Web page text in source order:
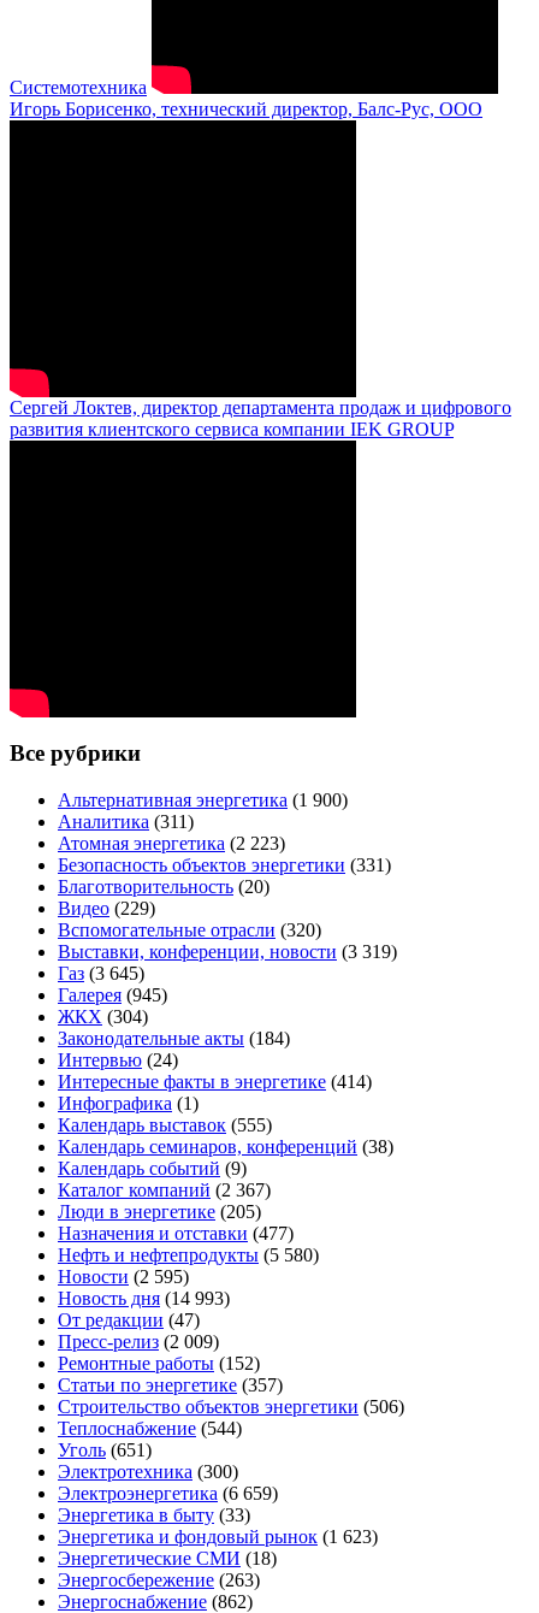
Системотехника
Игорь Борисенко, технический директор, Балс-Рус, ООО
Сергей Локтев, директор департамента продаж и цифрового
развития клиентского сервиса компании IEK GROUP
Все рубрики
Альтернативная энергетика (1 900)
Аналитика (311)
Атомная энергетика (2 223)
Безопасность объектов энергетики (331)
Благотворительность (20)
Видео (229)
Вспомогательные отрасли (320)
Выставки, конференции, новости (3 319)
Газ (3 645)
Галерея (945)
ЖКХ (304)
Законодательные акты (184)
Интервью (24)
Интересные факты в энергетике (414)
Инфографика (1)
Календарь выставок (555)
Календарь семинаров, конференций (38)
Календарь событий (9)
Каталог компаний (2 367)
Люди в энергетике (205)
Назначения и отставки (477)
Нефть и нефтепродукты (5 580)
Новости (2 595)
Новость дня (14 993)
От редакции (47)
Пресс-релиз (2 009)
Ремонтные работы (152)
Статьи по энергетике (357)
Строительство объектов энергетики (506)
Теплоснабжение (544)
Уголь (651)
Электротехника (300)
Электроэнергетика (6 659)
Энергетика в быту (33)
Энергетика и фондовый рынок (1 623)
Энергетические СМИ (18)
Энергосбережение (263)
Энергоснабжение (862)